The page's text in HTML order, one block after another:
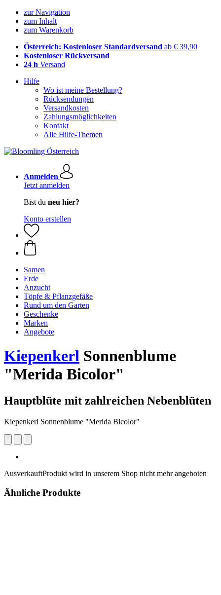
zur Navigation
zum Inhalt
zum Warenkorb
Österreich: Kostenloser Standardversand ab € 39,90
Kostenloser Rückversand
24 h Versand
Hilfe
Wo ist meine Bestellung?
Rücksendungen
Versandkosten
Zahlungsmöglichkeiten
Kontakt
Alle Hilfe-Themen
Anmelden
Jetzt anmelden
Bist du neu hier?
Konto erstellen
Samen
Erde
Anzucht
Töpfe & Pflanzgefäße
Rund um den Garten
Geschenke
Marken
Angebote
Kiepenkerl Sonnenblume
"Merida Bicolor"
Hauptblüte mit zahlreichen Nebenblüten
Kiepenkerl Sonnenblume "Merida Bicolor"
AusverkauftProdukt wird in unserem Shop nicht mehr angeboten
Ähnliche Produkte